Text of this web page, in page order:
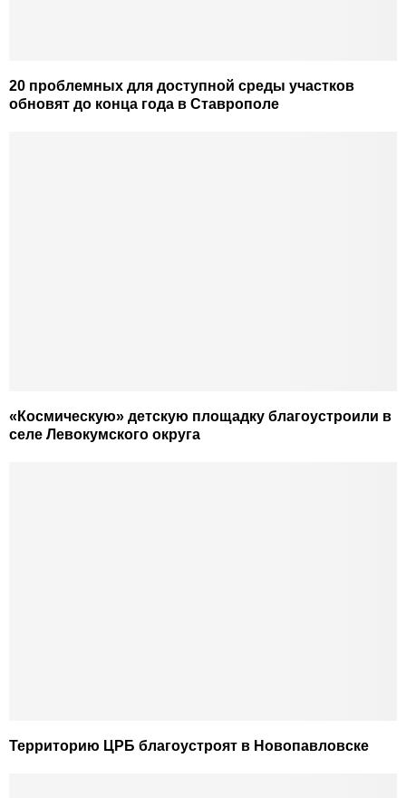
20 проблемных для доступной среды участков
обновят до конца года в Ставрополе
«Космическую» детскую площадку благоустроили в
селе Левокумского округа
Территорию ЦРБ благоустроят в Новопавловске